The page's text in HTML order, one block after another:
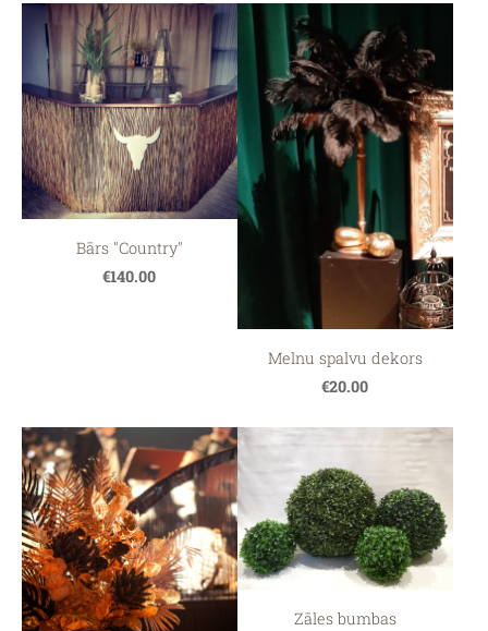
Bārs "Country"
€140.00
Melnu spalvu dekors
€20.00
Zāles bumbas